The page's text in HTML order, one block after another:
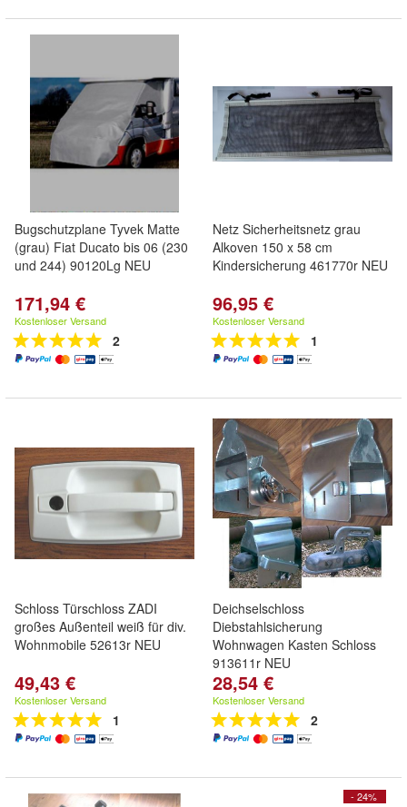
Bugschutzplane Tyvek Matte
(grau) Fiat Ducato bis 06 (230
und 244) 90120Lg NEU
171,94 €
Kostenloser Versand
2
Netz Sicherheitsnetz grau
Alkoven 150 x 58 cm
Kindersicherung 461770r NEU
96,95 €
Kostenloser Versand
1
Schloss Türschloss ZADI
großes Außenteil weiß für div.
Wohnmobile 52613r NEU
49,43 €
Kostenloser Versand
1
Deichselschloss
Diebstahlsicherung
Wohnwagen Kasten Schloss
913611r NEU
28,54 €
Kostenloser Versand
2
- 24%